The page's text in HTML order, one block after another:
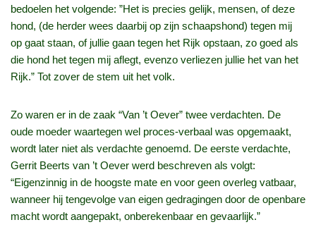
bedoelen het volgende: ”Het is precies gelijk, mensen, of deze
hond, (de herder wees daarbij op zijn schaapshond) tegen mij
op gaat staan, of jullie gaan tegen het Rijk opstaan, zo goed als
die hond het tegen mij aflegt, evenzo verliezen jullie het van het
Rijk.” Tot zover de stem uit het volk.
Zo waren er in de zaak “Van ’t Oever” twee verdachten. De
oude moeder waartegen wel proces-verbaal was opgemaakt,
wordt later niet als verdachte genoemd. De eerste verdachte,
Gerrit Beerts van ’t Oever werd beschreven als volgt:
“Eigenzinnig in de hoogste mate en voor geen overleg vatbaar,
wanneer hij tengevolge van eigen gedragingen door de openbare
macht wordt aangepakt, onberekenbaar en gevaarlijk.”